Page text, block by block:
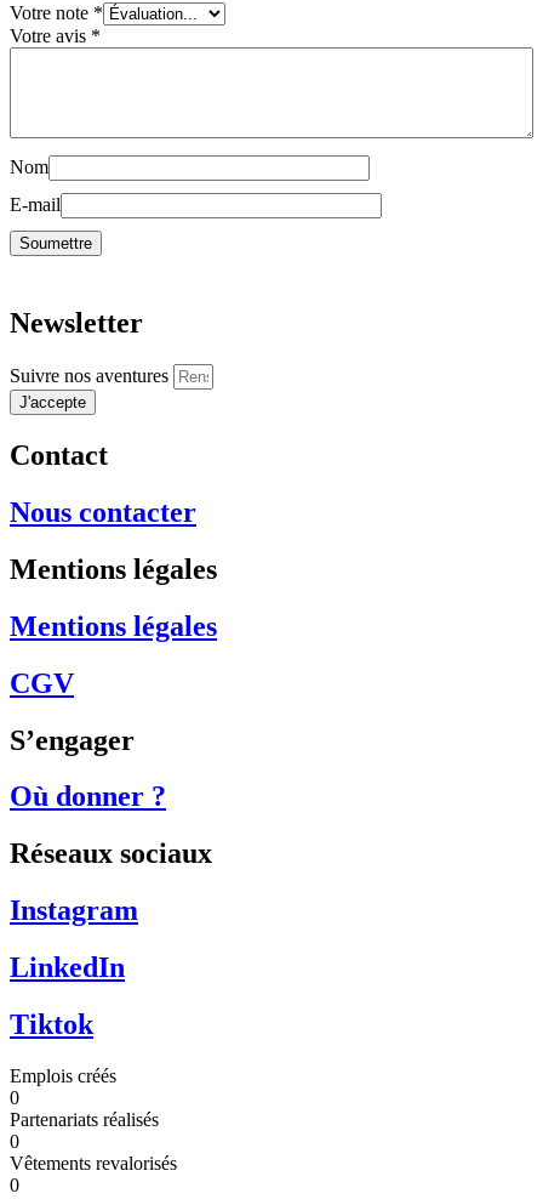
Votre note *
Votre avis *
Nom
E-mail
Newsletter
Suivre nos aventures
J'accepte
Contact
Nous contacter
Mentions légales
Mentions légales
CGV
S’engager
Où donner ?
Réseaux sociaux
Instagram
LinkedIn
Tiktok
Emplois créés
0
Partenariats réalisés
0
Vêtements revalorisés
0